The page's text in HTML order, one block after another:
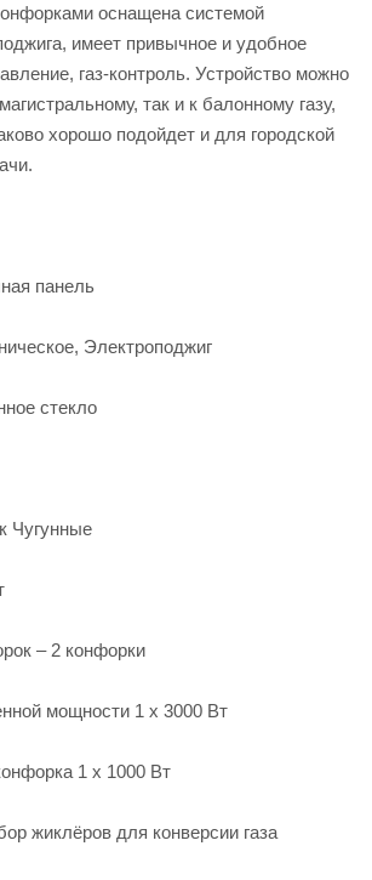
оснащена системой
имеет привычное и удобное
газ-контроль. Устройство можно
так и к балонному газу,
хорошо подойдет и для городской
панель
Электроподжиг
стекло
Чугунные
– 2 конфорки
мощности 1 х 3000 Вт
1 х 1000 Вт
жиклёров для конверсии газа